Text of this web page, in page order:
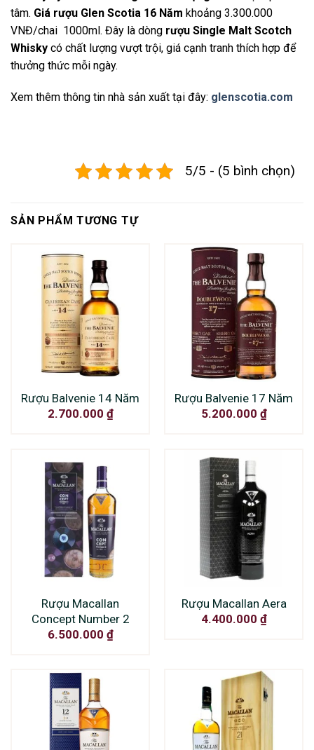
tâm. Giá rượu Glen Scotia 16 Năm khoảng 3.300.000
VNĐ/chai 1000ml. Đây là dòng rượu Single Malt Scotch
Whisky có chất lượng vượt trội, giá cạnh tranh thích hợp để
thưởng thức mỗi ngày.
Xem thêm thông tin nhà sản xuất tại đây: glenscotia.com
5/5 - (5 bình chọn)
SẢN PHẨM TƯƠNG TỰ
Rượu Balvenie 14 Năm
2.700.000 ₫
Rượu Balvenie 17 Năm
5.200.000 ₫
Rượu Macallan
Concept Number 2
6.500.000 ₫
Rượu Macallan Aera
4.400.000 ₫